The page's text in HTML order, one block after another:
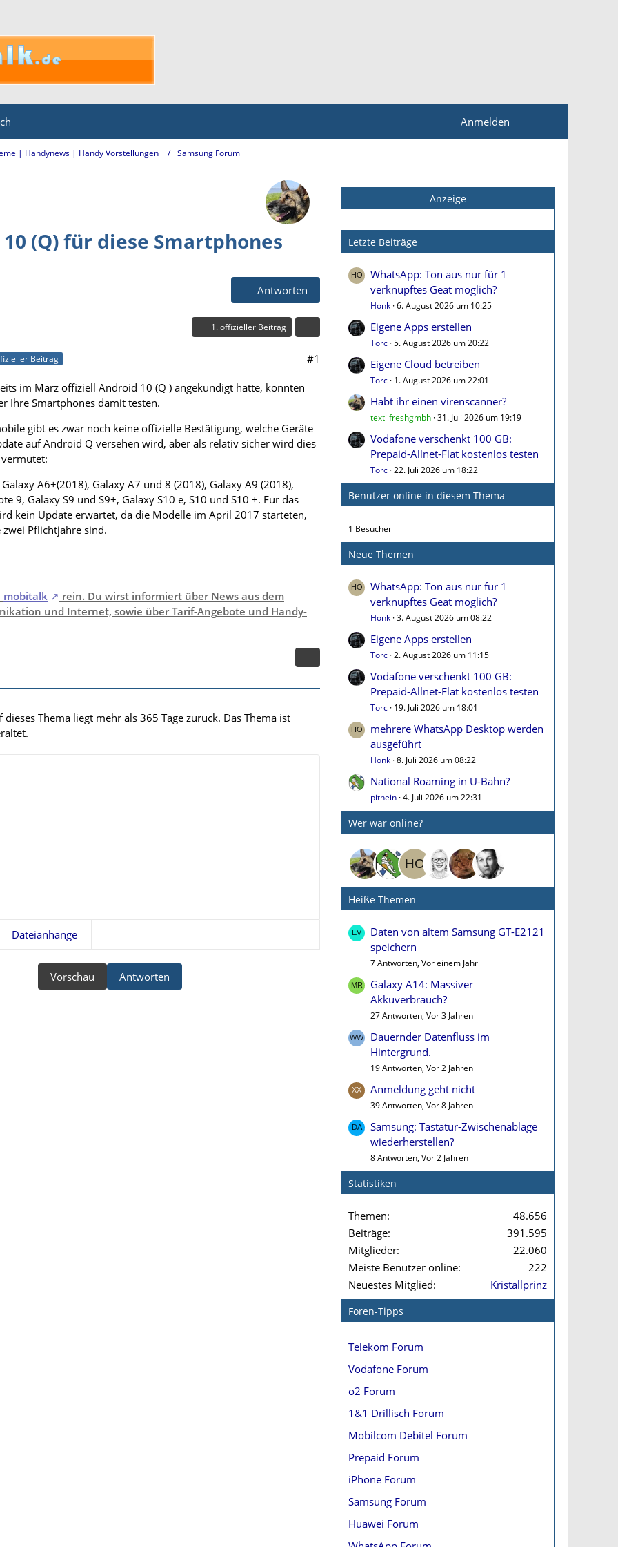
Anmelden
| Handynews | Handy Vorstellungen Samsung Forum
(Q) für diese Smartphones
Antworten
1. offizieller Beitrag
Beitrag #1
im März offiziell Android 10 (Q ) angekündigt hatte, konnten
Ihre Smartphones damit testen.
gibt es zwar noch keine offizielle Bestätigung, welche Geräte
auf Android Q versehen wird, aber als relativ sicher wird dies
A6+(2018), Galaxy A7 und 8 (2018), Galaxy A9 (2018),
9, Galaxy S9 und S9+, Galaxy S10 e, S10 und S10 +. Für das
kein Update erwartet, da die Modelle im April 2017 starteten,
Pflichtjahre sind.
mobitalk
rein. Du wirst informiert über News aus dem
und Internet, sowie über Tarif-Angebote und Handy-
Thema liegt mehr als 365 Tage zurück. Das Thema ist
Dateianhänge
Antworten
Vorschau
Anzeige
Letzte Beiträge
WhatsApp: Ton aus nur für 1
verknüpftes Geät möglich?
Honk 6. August 2026 um 10:25
Eigene Apps erstellen
Torc 5. August 2026 um 20:22
Eigene Cloud betreiben
Torc 1. August 2026 um 22:01
Habt ihr einen virenscanner?
textilfreshgmbh 31. Juli 2026 um 19:19
Vodafone verschenkt 100 GB:
Prepaid-Allnet-Flat kostenlos testen
Torc 22. Juli 2026 um 18:22
Benutzer online in diesem Thema
1 Besucher
Neue Themen
WhatsApp: Ton aus nur für 1
verknüpftes Geät möglich?
Honk 3. August 2026 um 08:22
Eigene Apps erstellen
Torc 2. August 2026 um 11:15
Vodafone verschenkt 100 GB:
Prepaid-Allnet-Flat kostenlos testen
Torc 19. Juli 2026 um 18:01
mehrere WhatsApp Desktop werden
ausgeführt
Honk 8. Juli 2026 um 08:22
National Roaming in U-Bahn?
pithein 4. Juli 2026 um 22:31
Wer war online?
Heiße Themen
Daten von altem Samsung GT-E2121
speichern
7 Antworten, Vor einem Jahr
Galaxy A14: Massiver
Akkuverbrauch?
27 Antworten, Vor 3 Jahren
Dauernder Datenfluss im
Hintergrund.
19 Antworten, Vor 2 Jahren
Anmeldung geht nicht
39 Antworten, Vor 8 Jahren
Samsung: Tastatur-Zwischenablage
wiederherstellen?
8 Antworten, Vor 2 Jahren
Statistiken
Themen
48.656
Beiträge
391.595
Mitglieder
22.060
Meiste Benutzer online
222
Neuestes Mitglied
Kristallprinz
Foren-Tipps
Telekom Forum
Vodafone Forum
o2 Forum
1&1 Drillisch Forum
Mobilcom Debitel Forum
Prepaid Forum
iPhone Forum
Samsung Forum
Huawei Forum